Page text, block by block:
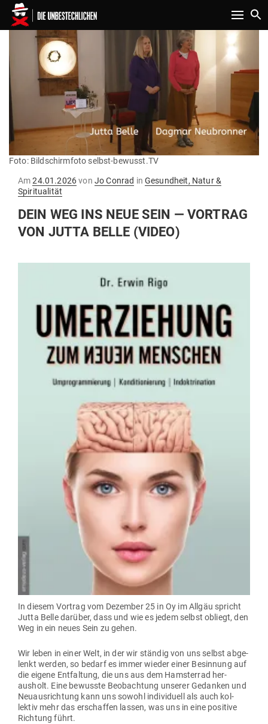
Toggle
Foto: Bildschirmfoto selbst-bewusst.TV
AmGepostet
am
24.01.2026von Jo Conrad in Gesundheit, Natur &
Spiritualität
DEIN WEG INS NEUE SEIN — VORTRAG
VON JUTTA BELLE (VIDEO)
In diesem Vortrag vom Dezember 25 in Oy im Allgäu spricht
Jutta Belle darüber, dass und wie es jedem selbst obliegt, den
Weg in ein neues Sein zu gehen.
Wir leben in einer Welt, in der wir ständig von uns selbst abge­
lenkt werden, so bedarf es immer wieder einer Besinnung auf
die eigene Ent­faltung, die uns aus dem Hams­terrad her­
ausholt. Eine bewusste Beob­achtung unserer Gedanken und
Neu­aus­richtung kann uns sowohl indi­vi­duell als auch kol­
lektiv mehr das erschaffen lassen, was uns in eine positive
Richtung führt.